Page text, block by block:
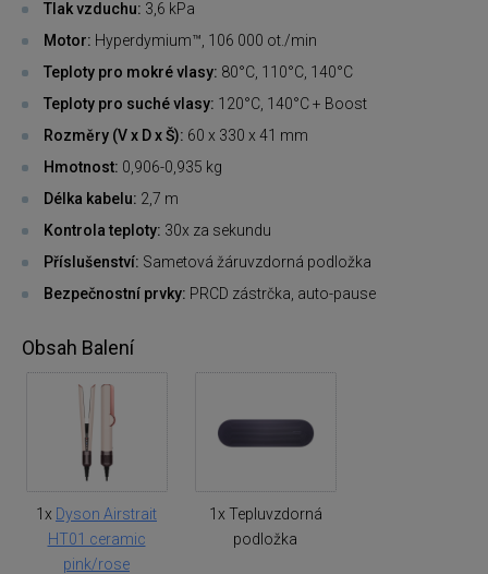
Tlak vzduchu: 3,6 kPa
Motor: Hyperdymium™, 106 000 ot./min
Teploty pro mokré vlasy: 80°C, 110°C, 140°C
Teploty pro suché vlasy: 120°C, 140°C + Boost
Rozměry (V x D x Š): 60 x 330 x 41 mm
Hmotnost: 0,906-0,935 kg
Délka kabelu: 2,7 m
Kontrola teploty: 30x za sekundu
Příslušenství: Sametová žáruvzdorná podložka
Bezpečnostní prvky: PRCD zástrčka, auto-pause
Obsah Balení
1x Dyson Airstrait
HT01 ceramic
pink/rose
1x Tepluvzdorná
podložka